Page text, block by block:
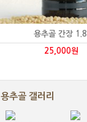
용추골 간장 1.8l
25,000원
용추골 갤러리